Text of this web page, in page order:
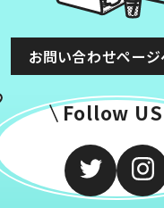
お問い合わせページ
Follow